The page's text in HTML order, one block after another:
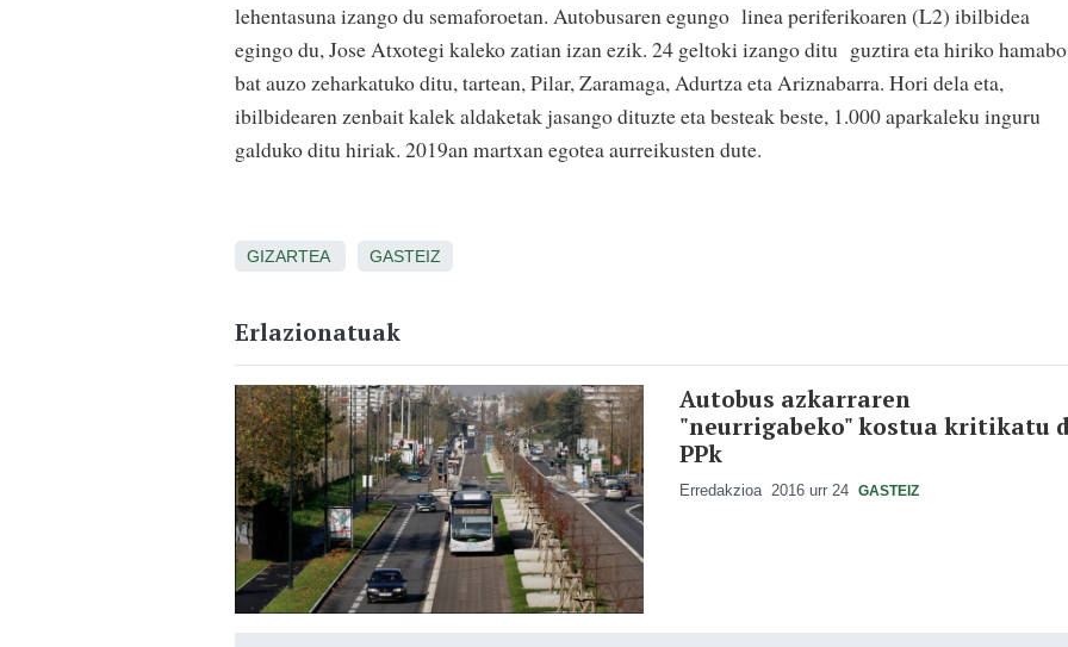
lehentasuna izango du semaforoetan. Autobusaren egungo linea periferikoaren (L2) ibilbidea
egingo du, Jose Atxotegi kaleko zatian izan ezik. 24 geltoki izango ditu guztira eta hiriko
bat auzo zeharkatuko ditu, tartean, Pilar, Zaramaga, Adurtza eta Ariznabarra. Hori dela eta,
ibilbidearen zenbait kalek aldaketak jasango dituzte eta besteak beste, 1.000 aparkaleku inguru
galduko ditu hiriak. 2019an martxan egotea aurreikusten dute.
GIZARTEA GASTEIZ
Erlazionatuak
Autobus azkarraren
"neurrigabeko" kostua kritikatu
PPk
Erredakzioa 2016 urr 24 GASTEIZ